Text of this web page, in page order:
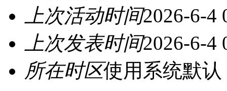
上次活动时间2026-6-4
上次发表时间2026-6-4
所在时区使用系统默认